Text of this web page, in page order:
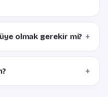
olmak gerekir mi?